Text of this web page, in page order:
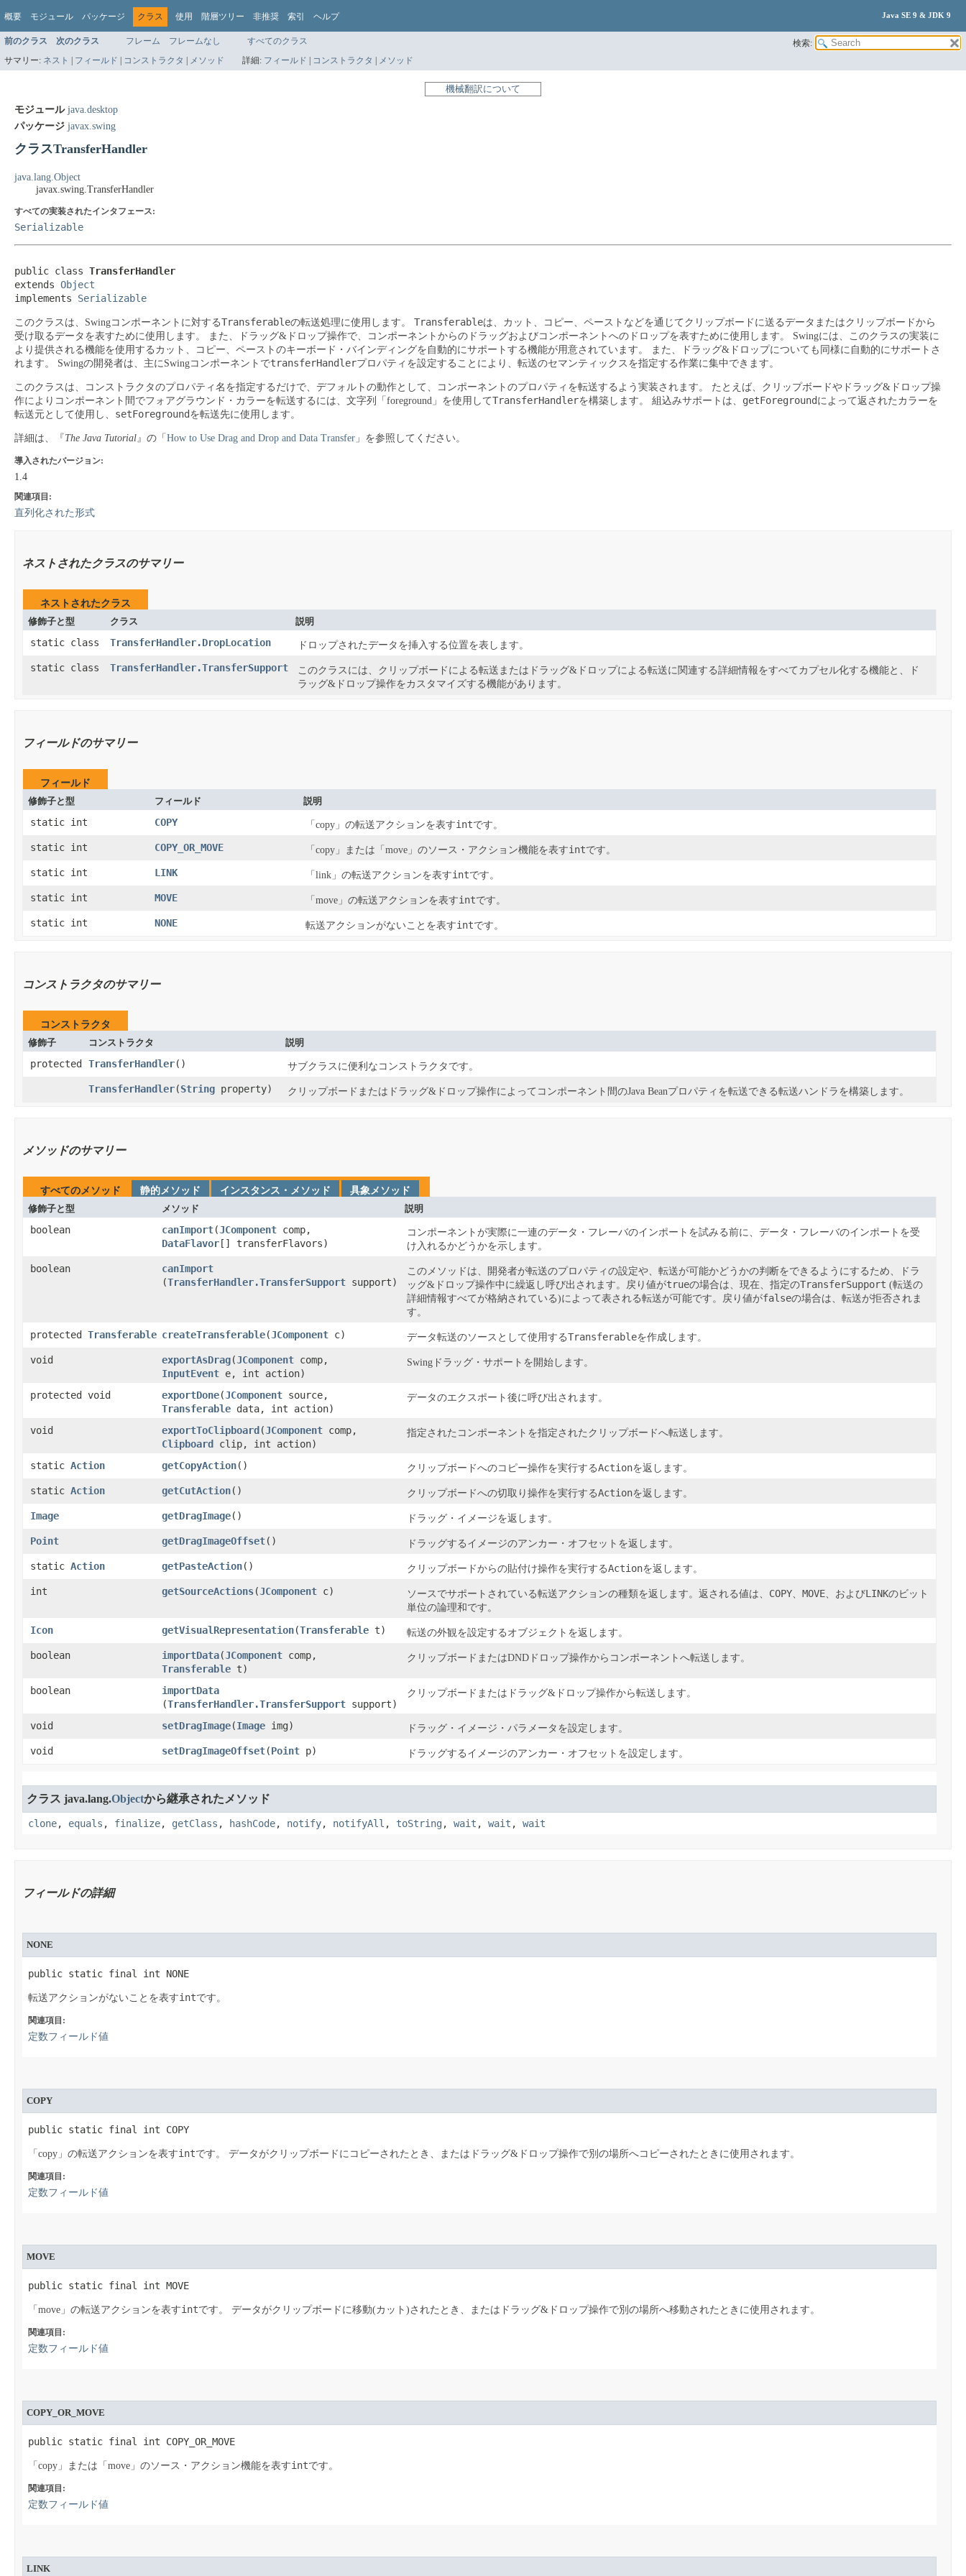
概要 モジュール パッケージ クラス 使用 階層ツリー 非推奨 索引 ヘルプ Java SE 9 & JDK 9
前のクラス 次のクラス フレーム フレームなし すべてのクラス
検索:
サマリー: ネスト | フィールド | コンストラクタ | メソッド 詳細: フィールド | コンストラクタ | メソッド
機械翻訳について
モジュール java.desktop
パッケージ javax.swing
クラスTransferHandler
java.lang.Object
javax.swing.TransferHandler
すべての実装されたインタフェース:
Serializable
public class TransferHandler
extends Object
implements Serializable
このクラスは、Swingコンポーネントに対するTransferableの転送処理に使用します。 Transferableは、カット、コピー、ペーストなどを通じてクリップボードに送るデータまたはクリップボードから
受け取るデータを表すために使用します。
また、ドラッグ&ドロップ操作で、コンポーネントからのドラッグおよびコンポーネントへのドロップを表すために使用します。
Swingには、このクラスの実装に
より提供される機能を使用するカット、コピー、ペーストのキーボード・バインディングを自動的にサポートする機能が用意されています。
また、ドラッグ&ドロップについても同様に自動的にサポートさ
れます。
Swingの開発者は、主にSwingコンポーネントでtransferHandlerプロパティを設定することにより、転送のセマンティックスを指定する作業に集中できます。
このクラスは、コンストラクタのプロパティ名を指定するだけで、デフォルトの動作として、コンポーネントのプロパティを転送するよう実装されます。
たとえば、クリップボードやドラッグ&ドロップ操
作によりコンポーネント間でフォアグラウンド・カラーを転送するには、文字列「foreground」を使用してTransferHandlerを構築します。 組込みサポートは、 getForeground によって返されたカラーを
転送元として使用し、 setForeground を転送先に使用します。
詳細は、『 The Java Tutorial』の「 How to Use Drag and Drop and Data Transfer 」を参照してください。
導入されたバージョン:
1.4
関連項目:
直列化された形式
ネストされたクラスのサマリー
ネストされたクラス
修飾子と型
クラス 説明
static class TransferHandler.DropLocation ドロップされたデータを挿入する位置を表します。
static class TransferHandler.TransferSupport
このクラスには、クリップボードによる転送またはドラッグ&ドロップによる転送に関連する詳細情報をすべてカプセル化する機能と、ド
ラッグ&ドロップ操作をカスタマイズする機能があります。
フィールドのサマリー
フィールド
修飾子と型
フィールド 説明
static int COPY 「copy」の転送アクションを表すintです。
static int COPY_OR_MOVE 「copy」または「move」のソース・アクション機能を表すintです。
static int LINK 「link」の転送アクションを表すintです。
static int MOVE 「move」の転送アクションを表すintです。
static int NONE 転送アクションがないことを表すintです。
コンストラクタのサマリー
コンストラクタ
修飾子
コンストラクタ 説明
protected TransferHandler​() サブクラスに便利なコンストラクタです。
TransferHandler​(String property) クリップボードまたはドラッグ&ドロップ操作によってコンポーネント間のJava Beanプロパティを転送できる転送ハンドラを構築します。
メソッドのサマリー
すべてのメソッド 静的メソッド インスタンス・メソッド
具象メソッド
修飾子と型
メソッド 説明
boolean canImport​(JComponent comp,
DataFlavor [] transferFlavors)
コンポーネントが実際に一連のデータ・フレーバのインポートを試みる前に、データ・フレーバのインポートを受
け入れるかどうかを示します。
boolean canImport
(TransferHandler.TransferSupport support)
このメソッドは、開発者が転送のプロパティの設定や、転送が可能かどうかの判断をできるようにするため、ドラ
ッグ&ドロップ操作中に繰返し呼び出されます。戻り値がtrueの場合は、現在、指定のTransferSupport (転送の
詳細情報すべてが格納されている)によって表される転送が可能です。戻り値がfalseの場合は、転送が拒否されま
す。
protected Transferable createTransferable​(JComponent c) データ転送のソースとして使用するTransferableを作成します。
void exportAsDrag​(JComponent comp,
InputEvent e, int action)
Swingドラッグ・サポートを開始します。
protected void exportDone​(JComponent source,
Transferable data, int action)
データのエクスポート後に呼び出されます。
void exportToClipboard ​(JComponent comp,
Clipboard
clip, int action)
指定されたコンポーネントを指定されたクリップボードへ転送します。
static Action getCopyAction​() クリップボードへのコピー操作を実行するActionを返します。
static Action getCutAction​() クリップボードへの切取り操作を実行するActionを返します。
Image getDragImage​() ドラッグ・イメージを返します。
Point getDragImageOffset​() ドラッグするイメージのアンカー・オフセットを返します。
static Action getPasteAction​() クリップボードからの貼付け操作を実行するActionを返します。
int getSourceActions​(JComponent c) ソースでサポートされている転送アクションの種類を返します。返される値は、 COPY、 MOVE、およびLINKのビット
単位の論理和です。
Icon getVisualRepresentation​(Transferable t) 転送の外観を設定するオブジェクトを返します。
boolean importData​(JComponent comp,
Transferable t)
クリップボードまたはDNDドロップ操作からコンポーネントへ転送します。
boolean importData
(TransferHandler.TransferSupport support)
クリップボードまたはドラッグ&ドロップ操作から転送します。
void setDragImage​(Image img) ドラッグ・イメージ・パラメータを設定します。
void setDragImageOffset​(Point p) ドラッグするイメージのアンカー・オフセットを設定します。
クラス java.lang.Objectから継承されたメソッド
clone, equals , finalize, getClass , hashCode, notify, notifyAll , toString , wait , wait , wait
フィールドの詳細
NONE
public static final int NONE
転送アクションがないことを表すintです。
関連項目:
定数フィールド値
COPY
public static final int COPY
「copy」の転送アクションを表すintです。 データがクリップボードにコピーされたとき、またはドラッグ&ドロップ操作で別の場所へコピーされたときに使用されます。
関連項目:
定数フィールド値
MOVE
public static final int MOVE
「move」の転送アクションを表すintです。 データがクリップボードに移動(カット)されたとき、またはドラッグ&ドロップ操作で別の場所へ移動されたときに使用されます。
関連項目:
定数フィールド値
COPY_OR_MOVE
public static final int COPY_OR_MOVE
「copy」または「move」のソース・アクション機能を表すintです。
関連項目:
定数フィールド値
LINK